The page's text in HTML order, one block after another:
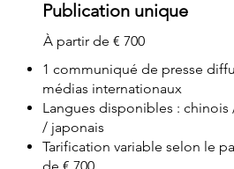
Publication unique
À partir de € 700
1 communiqué de presse
médias internationaux
Langues disponibles : chinois
/ japonais
Tarification variable selon le